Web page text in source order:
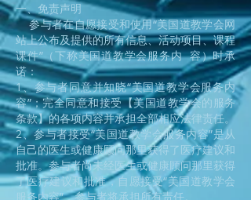
一、免责声明
参与者在自愿接受和使用“美国道教学会网
站上公布及提供的所有信息、活动项目、课程
课件”（下称美国道教学会服务内 容）时承
诺：
1、参与者同意并知晓“美国道教学会服务内
容”；完全同意和接受【美国道教学会的服务
条款】的各项内容并承担全部相应法律责任。
2、参与者接受“美国道教学会服务内容”是从
自己的医生或健康顾问那里获得了医疗建议和
批准。参与者尚未经医生或健康顾问那里获得
了医疗建议和批准，自愿接受“美国道教学会
服务内容”，参与者将承担所有责任。